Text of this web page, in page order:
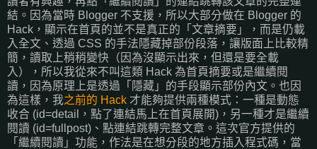
結。因為當時 Blogger 不支援，所以大部分做在 Blogger 的
Hack，顯示在首頁的並不是真正的「文章摘要」，而是仍載
入全文、透過 CSS 的手法隱藏掉部份段落，讓版面上比較精
簡，讀取上稍稍變快（因為沒顯示出來，但還是要全載
入），所以我從來不叫這類 Hack 為首頁摘要或是繼續閱
讀，因為原理上是透過「隱藏」的手段顯示部份內文。也因
為這樣，我之前的 Hack 才能夠提供兩種模式：一種是動態
收合 (id=detail，點了連結馬上在首頁展開)，另一種才是繼續
閱讀 (id=fullpost)、點連結跳轉完整文章。這次官方提供的
「繼續閱讀」功能，作法是在想分段的地方插入程式碼，當